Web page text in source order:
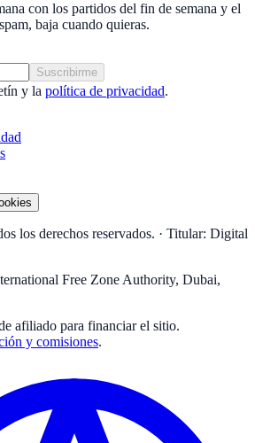
con los partidos del fin de semana y el
baja cuando quieras.
Suscribirme
y la política de privacidad.
los derechos reservados. · Titular: Digital
Free Zone Authority, Dubai,
afiliado para financiar el sitio.
y comisiones.